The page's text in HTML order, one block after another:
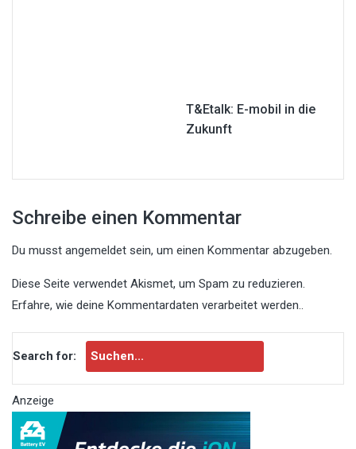
T&Etalk: E-mobil in die
Zukunft
Schreibe einen Kommentar
Du musst angemeldet sein, um einen Kommentar abzugeben.
Diese Seite verwendet Akismet, um Spam zu reduzieren.
Erfahre, wie deine Kommentardaten verarbeitet werden..
Search for:
Anzeige